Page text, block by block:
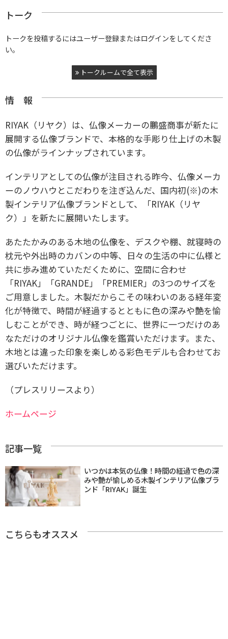
トーク
トークを投稿するにはユーザー登録またはログインをしてくださ
い。
トークルームで全て表示
情 報
RIYAK（リヤク）は、仏像メーカーの鵬盛商事が新たに
展開する仏像ブランドで、本格的な手彫り仕上げの木製
の仏像がラインナップされています。
インテリアとしての仏像が注目される昨今、仏像メーカ
ーのノウハウとこだわりを注ぎ込んだ、国内初(※)の木
製インテリア仏像ブランドとして、「RIYAK（リヤ
ク）」を新たに展開いたします。
あたたかみのある木地の仏像を、デスクや棚、就寝時の
枕元や外出時のカバンの中等、日々の生活の中に仏様と
共に歩み進めていただくために、空間に合わせ
「RIYAK」「GRANDE」「PREMIER」の3つのサイズを
ご用意しました。木製だからこその味わいのある経年変
化が特徴で、時間が経過するとともに色の深みや艶を愉
しむことができ、時が経つごとに、世界に一つだけのあ
なただけのオリジナル仏像を鑑賞いただけます。また、
木地とは違った印象を楽しめる彩色モデルも合わせてお
選びいただけます。
（プレスリリースより）
ホームページ
記事一覧
いつかは本気の仏像！時間の経過で色の深
みや艶が愉しめる木製インテリア仏像ブラ
ンド「RIYAK」誕生
こちらもオススメ